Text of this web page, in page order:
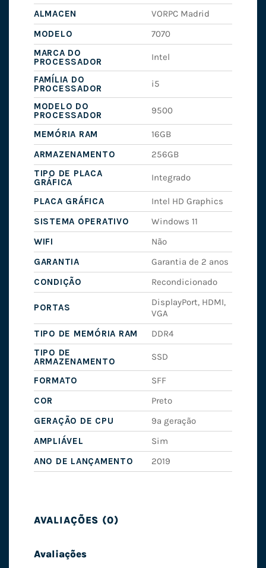
ALMACEN
VORPC Madrid
MODELO
7070
MARCA DO
PROCESSADOR
Intel
FAMÍLIA DO
PROCESSADOR
i5
MODELO DO
PROCESSADOR
9500
MEMÓRIA RAM
16GB
ARMAZENAMENTO
256GB
TIPO DE PLACA
GRÁFICA
Integrado
PLACA GRÁFICA
Intel HD Graphics
SISTEMA OPERATIVO
Windows 11
WIFI
Não
GARANTIA
Garantia de 2 anos
CONDIÇÃO
Recondicionado
PORTAS
DisplayPort, HDMI,
VGA
TIPO DE MEMÓRIA RAM
DDR4
TIPO DE
ARMAZENAMENTO
SSD
FORMATO
SFF
COR
Preto
GERAÇÃO DE CPU
9ª geração
AMPLIÁVEL
Sim
ANO DE LANÇAMENTO
2019
AVALIAÇÕES (0)
Avaliações